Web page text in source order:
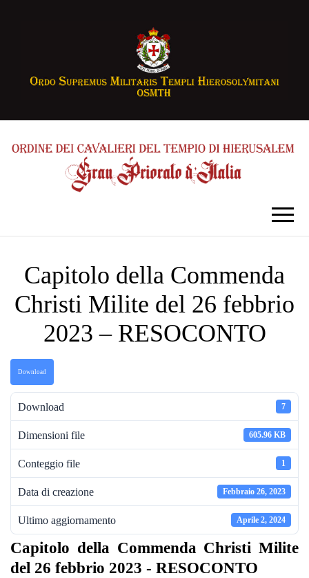
Capitolo della Commenda
Christi Milite del 26 febbrio
2023 – RESOCONTO
Download
Download 7
Dimensioni file 605.96 KB
Conteggio file 1
Data di creazione Febbraio 26, 2023
Ultimo aggiornamento Aprile 2, 2024
Capitolo della Commenda Christi Milite
del 26 febbrio 2023 - RESOCONTO